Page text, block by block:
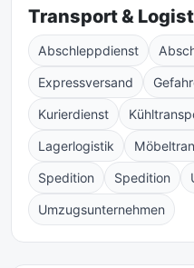
Transport &
Abschleppdienst
Expressversand
Kurierdienst
Lagerlogistik
Spedition Spedition
Umzugsunternehmen